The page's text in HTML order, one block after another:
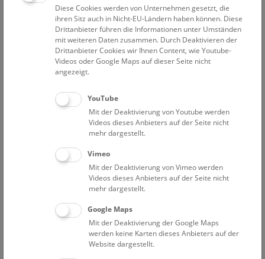
23. August 2019
Bisher keine Ergebnisse. Dienstags ist das NHM Wien
in der Regel geschlossen. Ausnahmen finden sie
Eine Nacht im Museum
Diese Cookies werden von Unternehmen gesetzt, die
ihren Sitz auch in Nicht-EU-Ländern haben können. Diese
Drittanbieter führen die Informationen unter Umständen
mit weiteren Daten zusammen. Durch Deaktivieren der
Drittanbieter Cookies wir Ihnen Content, wie Youtube-
Videos oder Google Maps auf dieser Seite nicht
angezeigt.
YouTube
Mit der Deaktivierung von Youtube werden
Videos dieses Anbieters auf der Seite nicht
mehr dargestellt.
Vimeo
Mit der Deaktivierung von Vimeo werden
Videos dieses Anbieters auf der Seite nicht
mehr dargestellt.
Google Maps
Mit der Deaktivierung der Google Maps
werden keine Karten dieses Anbieters auf der
Website dargestellt.